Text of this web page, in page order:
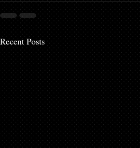
Recent Posts